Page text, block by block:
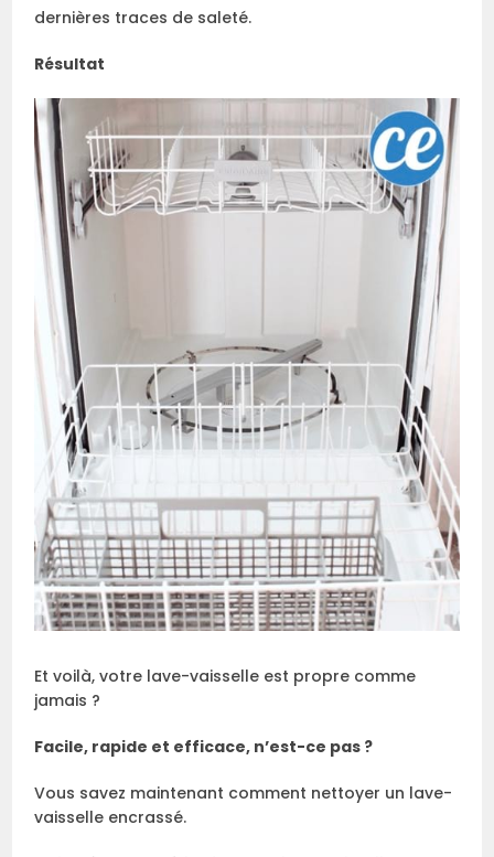
dernières traces de saleté.
Résultat
Et voilà, votre lave-vaisselle est propre comme
jamais ?
Facile, rapide et efficace, n’est-ce pas ?
Vous savez maintenant comment nettoyer un lave-
vaisselle encrassé.